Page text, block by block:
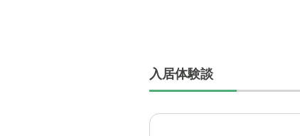
入居体験談